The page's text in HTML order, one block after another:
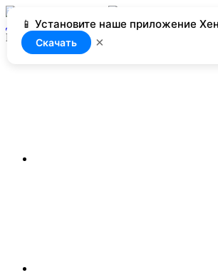
📱 Установите наше приложение
Скачать ×
Добавить
Нет доступа